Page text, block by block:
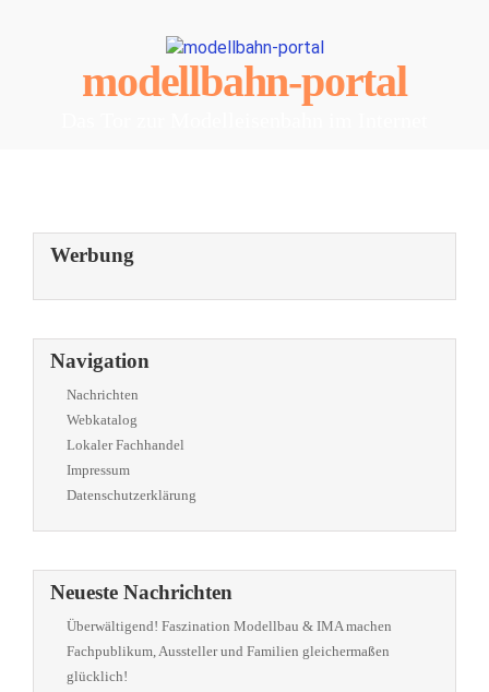
modellbahn-portal
Werbung
Navigation
Nachrichten
Webkatalog
Lokaler Fachhandel
Impressum
Datenschutzerklärung
Neueste Nachrichten
Überwältigend! Faszination Modellbau & IMA machen
Fachpublikum, Aussteller und Familien gleichermaßen
glücklich!